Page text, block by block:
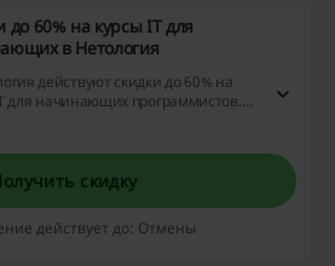
до 60% на курсы IT для
в Нетология
действуют скидки до 60% на
для начинающих программистов.
по выгодным ценам!
скидку
действует до: Отмены